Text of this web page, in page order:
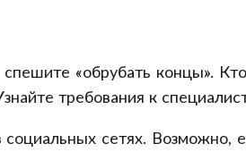
«обрубать концы».
требования к
сетях. Возможно,